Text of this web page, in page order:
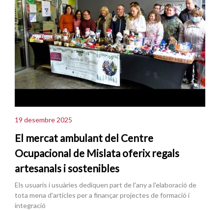
19 desembre 2025
El mercat ambulant del Centre
Ocupacional de Mislata oferix regals
artesanals i sostenibles
Els usuaris i usuàries dediquen part de l'any a l'elaboració de
tota mena d'articles per a finançar projectes de formació i
integració